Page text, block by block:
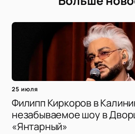
25 июля
Филипп Киркоров в
незабываемое шоу в
«Янтарный»